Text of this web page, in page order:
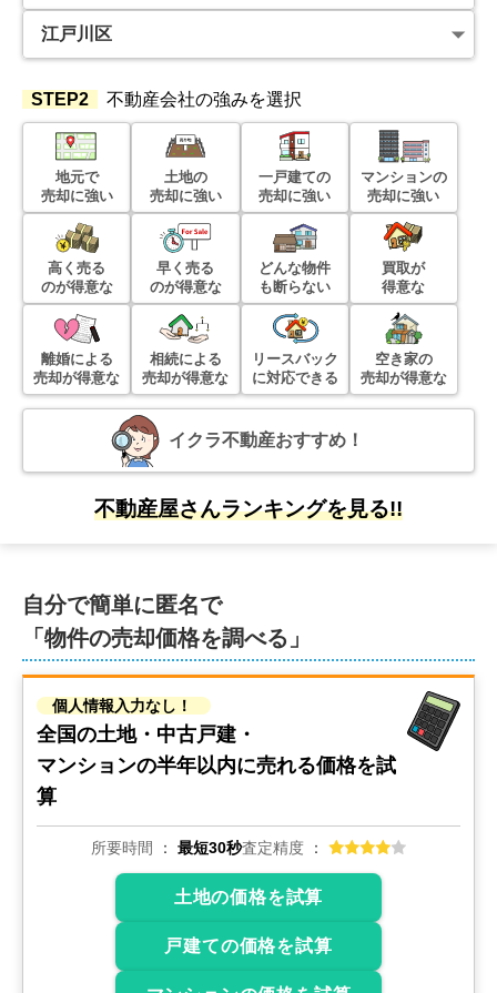
2,400
シティポート瑞江2
階数:4階 専有面積:50
3,300万円 2019年6月
マインコーポ葛西
階数:12階 専有面積:58
3,900 万円
5,600万円
クラウン築地
階数:5階
5,600
クラウン築地
専有面積:
4,700
STEP2 不動産会社の強みを選択
地元で
売却に強い
土地の
売却に強い
一戸建ての
売却に強い
マンションの
売却に強い
高く売る
のが得意な
早く売る
のが得意な
どんな物件
も断らない
買取が
得意な
離婚による
売却が得意な
相続による
売却が得意な
リースバック
に対応できる
空き家の
売却が得意な
イクラ不動産おすすめ！
不動産屋さんランキングを見る!!
自分で簡単に匿名で
「物件の売却価格を調べる」
個人情報入力なし！
全国の土地・中古戸建・
マンションの半年以内に売れる価格を試
算
所要時間 最短30秒査定精度
土地の価格を試算
戸建ての価格を試算